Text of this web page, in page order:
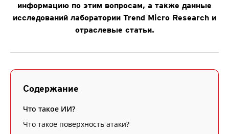
информацию по этим вопросам, а также данные
исследований лаборатории Trend Micro Research и
отраслевые статьи.
Содержание
Что такое ИИ?
Что такое поверхность атаки?